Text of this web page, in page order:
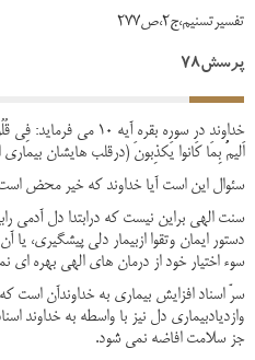
تفسیرتسنیم،ج2،ص277
پرسش78
خداوند در سوره بقره
اَلیمُُ بِمَا کَانوا یَکذِبونَ (درقلب هایشان
سئوال این است آیا خداوند که خیر محض است
سنت الهی براین نیست که درابتدا دل آدمی
دستور ایمان وتقوا ازبیمار دلی پیشگیری،
سوء اختیار خود از درمان های الهی بهره ای
سرّ اسناد افزایش بیماری به خداوندآن است
وازدیادبیماری دل نیز با واسطه به خداوند
جز سلامت افاضه نمی شود.